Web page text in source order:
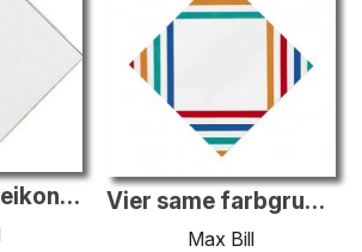
Verwanderte eikon des weissen Quadraten Vier same farbgruppen Im Weissen feld
Max Bill